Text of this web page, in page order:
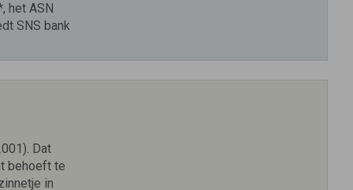
het ASN
SNS bank
Dat
behoeft te
in